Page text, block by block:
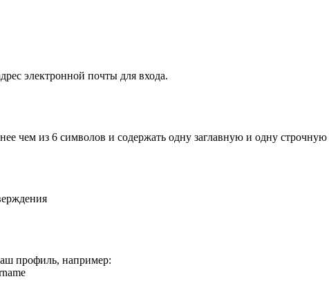
электронной почты для входа.
чем из 6 символов и содержать одну заглавную и одну
профиль, например: